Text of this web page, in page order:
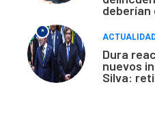
deberían
*
Dura
nuevos
Silva: